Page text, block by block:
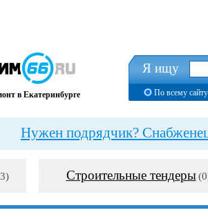
в Екатеринбурге
Я ищу
По всему сайту
Нужен подрядчик?
Строительные тендеры